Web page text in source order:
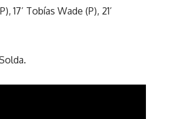
17’ Tobías Wade (P), 21’